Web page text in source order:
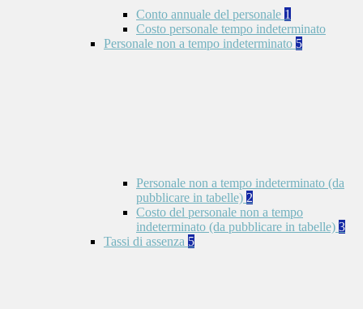
Conto annuale del personale 1
Costo personale tempo indeterminato
Personale non a tempo indeterminato 5
Personale non a tempo indeterminato (da
pubblicare in tabelle) 2
Costo del personale non a tempo
indeterminato (da pubblicare in tabelle) 3
Tassi di assenza 5